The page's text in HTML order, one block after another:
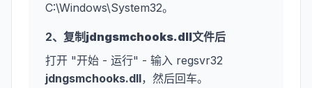
C:\Windows\System32。
2、复制 jdngsmchooks.dll文件后
打开 "开始 - 运行" - 输入 regsvr32
jdngsmchooks.dll，然后回车。